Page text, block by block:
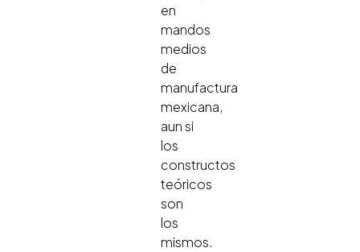
en
mandos
medios
de
manufactura
mexicana,
aun si
los
constructos
teóricos
son
los
mismos.